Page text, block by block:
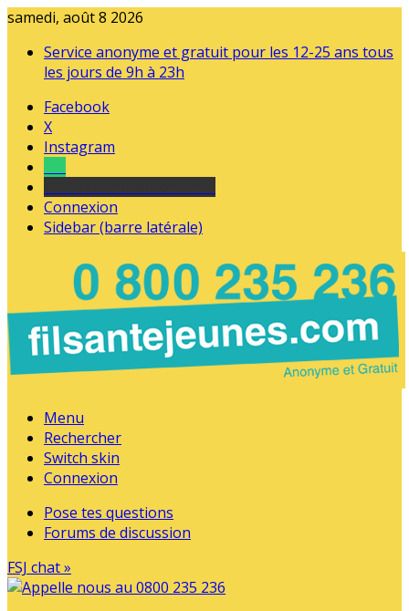
samedi, août 8 2026
Service anonyme et gratuit pour les 12-25 ans tous
les jours de 9h à 23h
Facebook
X
Instagram
Connexion
Sidebar (barre latérale)
Menu
Rechercher
Switch skin
Connexion
Pose tes questions
Forums de discussion
FSJ chat »